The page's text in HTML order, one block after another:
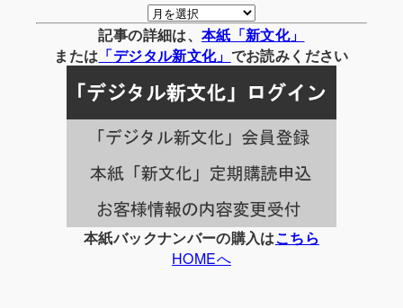
月
別
の
事
一
覧
記事の詳細は、 本紙「新文化」
または 「デジタル新文化」 でお読みください
本紙バックナンバーの購入はこちら
HOMEへ